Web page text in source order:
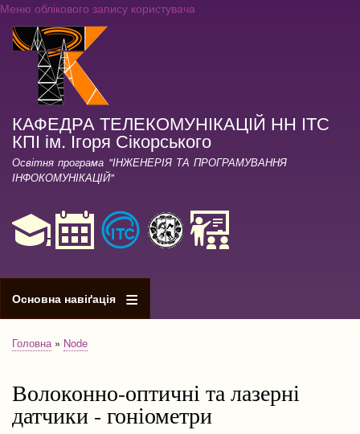
Перейти
Меню облікового запису користувача
КАФЕДРА ТЕЛЕКОМУНІКАЦІЙ НН ІТС
КПІ ім. Ігоря Сікорського
Освітня програма "ІНЖЕНЕРІЯ ТА ПРОГРАМУВАННЯ
ІНФОКОМУНІКАЦІЙ"
Основна навіґація
Рядок
Головна Node
Волоконно-оптичні та лазерні
датчики - гоніометри